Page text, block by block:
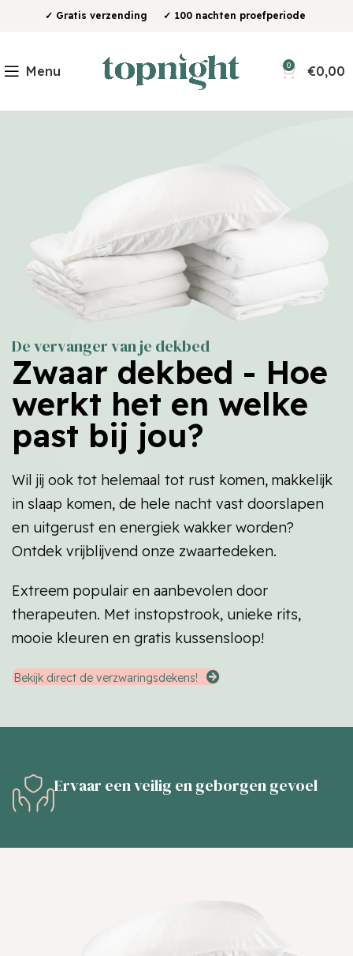
✓ Gratis verzending ✓ 100 nachten proefperiode
Menu 0 €0,00
De vervanger van je dekbed
Zwaar dekbed - Hoe
werkt het en welke
past bij jou?
Wil jij ook tot helemaal tot rust komen, makkelijk
in slaap komen, de hele nacht vast doorslapen
en uitgerust en energiek wakker worden?
Ontdek vrijblijvend onze zwaartedeken.
Extreem populair en aanbevolen door
therapeuten. Met instopstrook, unieke rits,
mooie kleuren en gratis kussensloop!
Bekijk direct de verzwaringsdekens!
Ervaar een veilig en geborgen gevoel